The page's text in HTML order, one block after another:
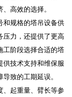
高效的选择。
和规格的塔吊设备供
压力，还提供了更高
工阶段选择合适的塔
供技术支持和维保服
致的工期延误。
、起重量、臂长等参